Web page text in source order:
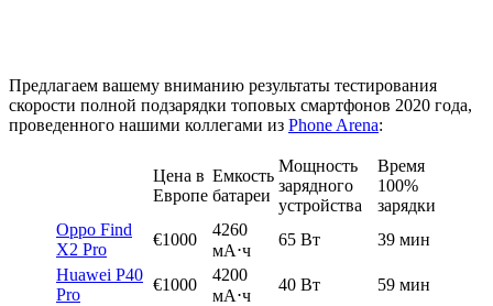
Предлагаем вашему вниманию результаты тестирования
скорости полной подзарядки топовых смартфонов 2020 года,
проведенного нашими коллегами из Phone Arena:
Цена в
Европе
Емкость
батареи
Мощность
зарядного
устройства
Время
100%
зарядки
Oppo Find
X2 Pro
€1000
4260
мА⋅ч
65 Вт
39 мин
Huawei P40
Pro
€1000
4200
мА⋅ч
40 Вт
59 мин